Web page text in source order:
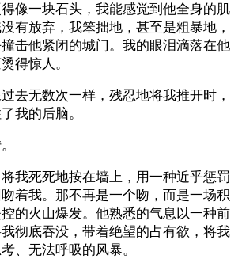
像一块石头，我能感觉到他全身的肌
有放弃，我笨拙地，甚至是粗暴地，
击他紧闭的城门。我的眼泪滴落在他
得惊人。
去无数次一样，残忍地将我推开时，
我的后脑。
我死死地按在墙上，用一种近乎惩罚
着我。那不再是一个吻，而是一场积
的火山爆发。他熟悉的气息以一种前
彻底吞没，带着绝望的占有欲，将我
、无法呼吸的风暴。